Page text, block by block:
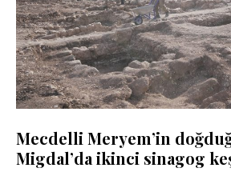
Mecdelli Meryem’in
Migdal’da ikinci sinagog